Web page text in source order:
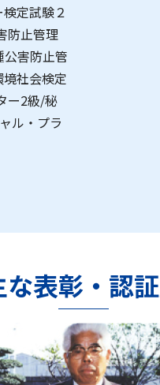
定試験２
防止管理
害防止管
社会検定
ー2級/秘
ル・プラ
な表彰・認